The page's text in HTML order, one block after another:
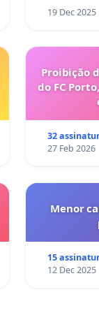
19 Dec 2025
Proibição
do FC
32
27 Feb 2026
Menor
15
12 Dec 2025